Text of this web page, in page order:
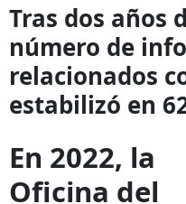
Tras dos años
número de
relacionados
estabilizó en
En 2022, la
Oficina del